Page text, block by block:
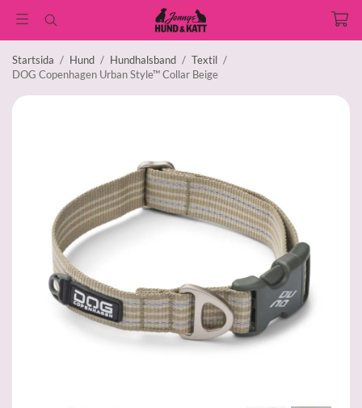
Startsida / Hund / Hundhalsband / Textil /
DOG Copenhagen Urban Style™ Collar Beige